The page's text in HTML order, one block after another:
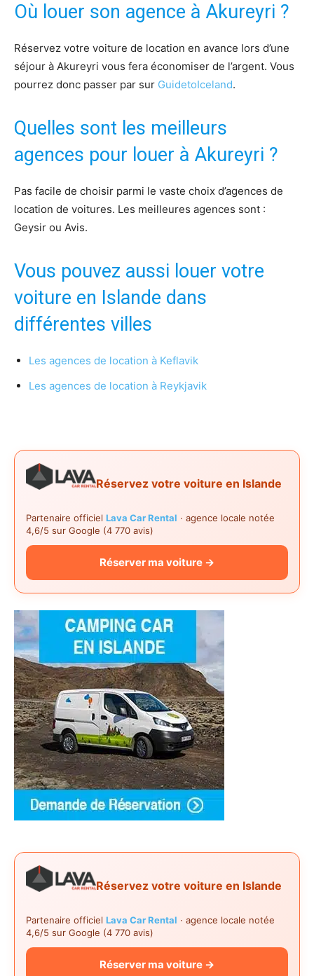
Où louer son agence à Akureyri ?
Réservez votre voiture de location en avance lors d’une
séjour à Akureyri vous fera économiser de l’argent. Vous
pourrez donc passer par sur GuidetoIceland.
Quelles sont les meilleurs
agences pour louer à Akureyri ?
Pas facile de choisir parmi le vaste choix d’agences de
location de voitures. Les meilleures agences sont :
Geysir ou Avis.
Vous pouvez aussi louer votre
voiture en Islande dans
différentes villes
Les agences de location à Keflavik
Les agences de location à Reykjavik
Réservez votre voiture en Islande
Partenaire officiel Lava Car Rental · agence locale notée
4,6/5 sur Google (4 770 avis)
Réserver ma voiture →
Réservez votre voiture en Islande
Partenaire officiel Lava Car Rental · agence locale notée
4,6/5 sur Google (4 770 avis)
Réserver ma voiture →